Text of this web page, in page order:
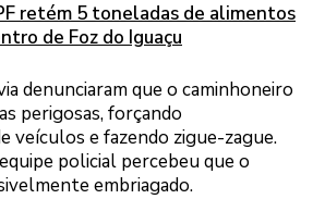
retém 5 toneladas de alimentos
de Foz do Iguaçu
denunciaram que o caminhoneiro
perigosas, forçando
veículos e fazendo zigue-zague.
policial percebeu que o
embriagado.